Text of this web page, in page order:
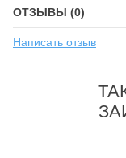
ОТЗЫВЫ (0)
Написать отзыв